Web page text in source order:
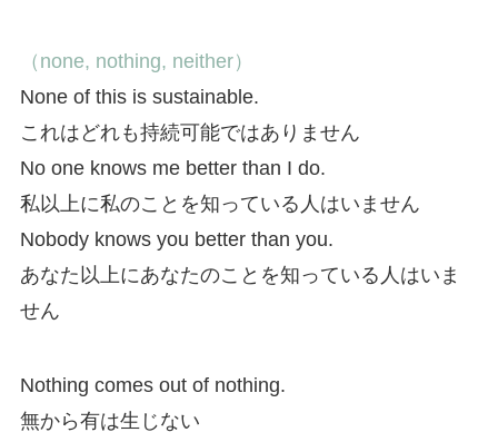
（none, nothing, neither）
None of this is sustainable.
これはどれも持続可能ではありません
No one knows me better than I do.
私以上に私のことを知っている人はいません
Nobody knows you better than you.
あなた以上にあなたのことを知っている人はいま
せん
Nothing comes out of nothing.
無から有は生じない